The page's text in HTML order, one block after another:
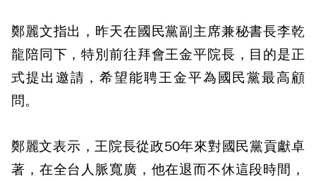
鄭麗文指出，昨天在國民黨副主席兼秘書長李乾
龍陪同下，特別前往拜會王金平院長，目的是正
式提出邀請，希望能聘王金平為國民黨最高顧
問。
鄭麗文表示，王院長從政50年來對國民黨貢獻卓
著，在全台人脈寬廣，他在退而不休這段時間，